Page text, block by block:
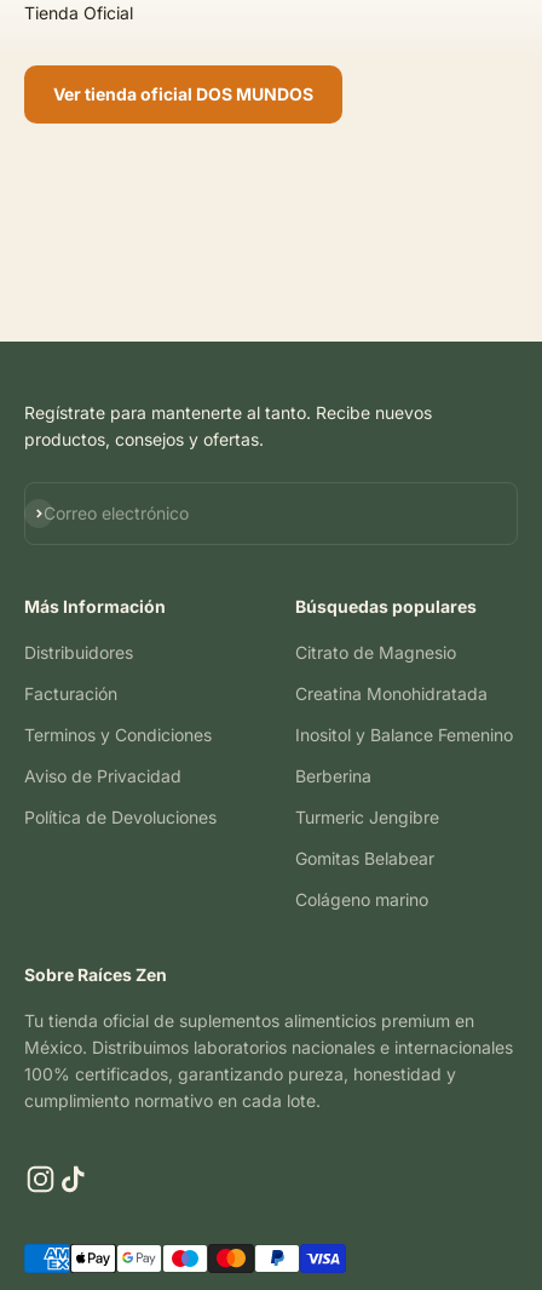
Ver tienda oficial DOS MUNDOS
Regístrate para mantenerte al tanto. Recibe nuevos
productos, consejos y ofertas.
Correo electrónico
Suscribirse
Más Información
Distribuidores
Facturación
Terminos y Condiciones
Aviso de Privacidad
Política de Devoluciones
Búsquedas populares
Citrato de Magnesio
Creatina Monohidratada
Inositol y Balance Femenino
Berberina
Turmeric Jengibre
Gomitas Belabear
Colágeno marino
Sobre Raíces Zen
Tu tienda oficial de suplementos alimenticios premium en
México. Distribuimos laboratorios nacionales e internacionales
100% certificados, garantizando pureza, honestidad y
cumplimiento normativo en cada lote.